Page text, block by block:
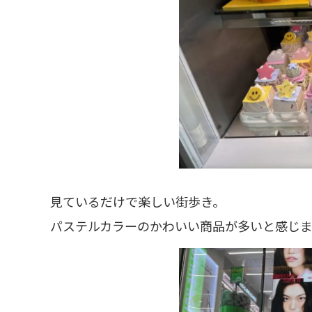
見ているだけで楽しい街歩き。
パステルカラーのかわいい商品が多いと感じ